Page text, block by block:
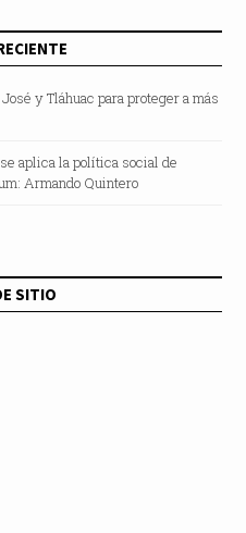
y Tláhuac para proteger a más
aplica la política social de
Armando Quintero
SITIO